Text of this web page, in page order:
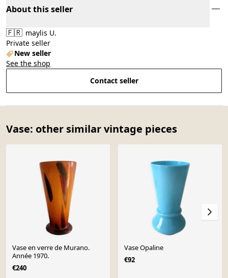
About this seller
🇫🇷 maylis U.
Private seller
New seller
See the shop
Contact seller
Vase: other similar vintage pieces
Vase en verre de Murano.
Année 1970.
€240
Vase Opaline
€92